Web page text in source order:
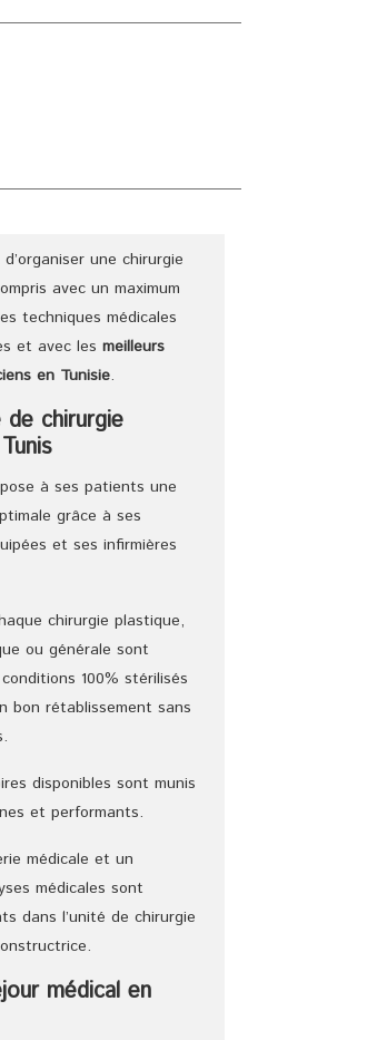
une chirurgie
avec un maximum
techniques médicales
et avec lesmeilleurs
en Tunisie.
chirurgie
à ses patients une
grâce à ses
et ses infirmières
chirurgie plastique,
ou générale sont
100% stérilisés
bon rétablissement sans
disponibles sont munis
et performants.
médicale et un
médicales sont
dans l’unité de chirurgie
médical en